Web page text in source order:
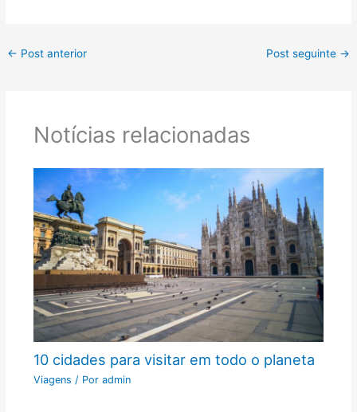
← Post anterior Post seguinte →
Notícias relacionadas
10 cidades para visitar em todo o planeta
Viagens / Por admin